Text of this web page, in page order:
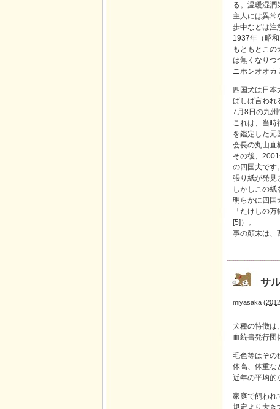
る。温暖湿潤
主人には異常
歩中などは注
1937年（昭
もともとこ
は無くなりつ
ニホンオオカ
四国犬は日
ばしば言われ
7月8日の九州
これは、当時
を鑑定した元
会長の丸山直
その後、
の四国犬です
張り紙が発見
しかしこの
明らかに四国
「たけしの
[5]）。
事の顛末は、
サ
miyasaka (
犬種の特徴は、
血統書発行団
毛色等はその
体高、体重な
近年の平均的
家庭で飼われ
規定より大き